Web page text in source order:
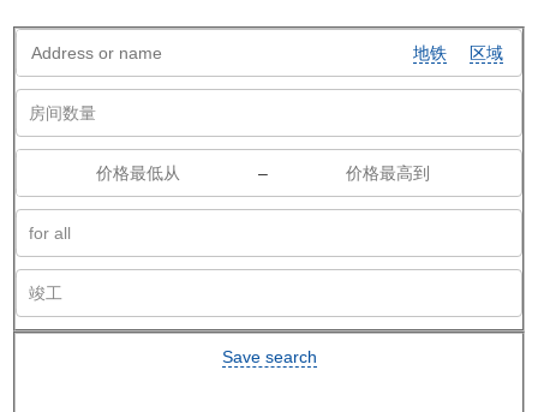
地铁 区域
–
Save search